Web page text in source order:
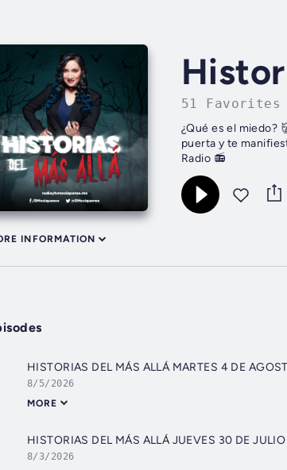
51 Favorites
¿Qué es el miedo?
puerta y te
Radio 📻
INFORMATION
HISTORIAS DEL MÁS ALLÁ MARTES 4 DE
8/5/2026
MORE
HISTORIAS DEL MÁS ALLÁ JUEVES 30 DE
8/3/2026